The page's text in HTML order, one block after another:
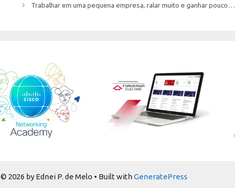
Trabalhar em uma pequena empresa, ralar muito e ganhar pouco…
© 2026 by Ednei P. de Melo • Built withGeneratePress